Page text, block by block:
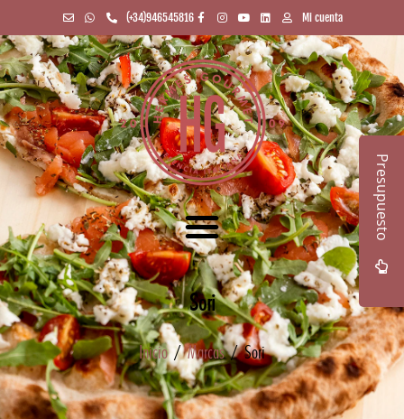
(+34)946545816 Mi cuenta
Sori
Inicio/Marcas/ Sori
Presupuesto